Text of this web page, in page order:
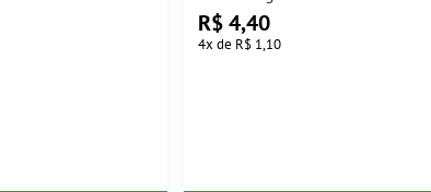
R$ 4,40
4x de R$ 1,10